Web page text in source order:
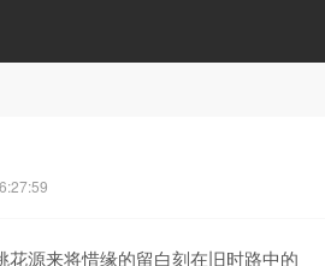
花源来将惜缘的留白刻在旧时路中的